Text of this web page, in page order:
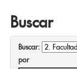
Buscar
Buscar:
por